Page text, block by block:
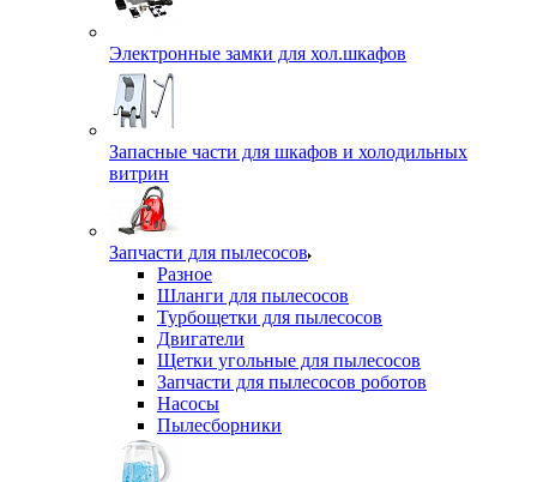
Электронные замки для хол.шкафов
Запасные части для шкафов и холодильных
витрин
Запчасти для пылесосов
Разное
Шланги для пылесосов
Турбощетки для пылесосов
Двигатели
Щетки угольные для пылесосов
Запчасти для пылесосов роботов
Насосы
Пылесборники